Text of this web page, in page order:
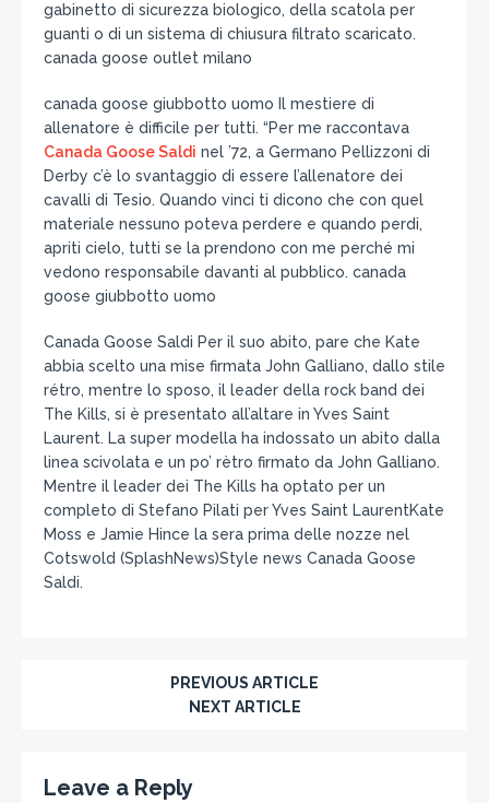
gabinetto di sicurezza biologico, della scatola per
guanti o di un sistema di chiusura filtrato scaricato.
canada goose outlet milano
canada goose giubbotto uomo Il mestiere di
allenatore è difficile per tutti. “Per me raccontava
Canada Goose Saldi nel ’72, a Germano Pellizzoni di
Derby c’è lo svantaggio di essere l’allenatore dei
cavalli di Tesio. Quando vinci ti dicono che con quel
materiale nessuno poteva perdere e quando perdi,
apriti cielo, tutti se la prendono con me perché mi
vedono responsabile davanti al pubblico. canada
goose giubbotto uomo
Canada Goose Saldi Per il suo abito, pare che Kate
abbia scelto una mise firmata John Galliano, dallo stile
rétro, mentre lo sposo, il leader della rock band dei
The Kills, si è presentato all’altare in Yves Saint
Laurent. La super modella ha indossato un abito dalla
linea scivolata e un po’ rètro firmato da John Galliano.
Mentre il leader dei The Kills ha optato per un
completo di Stefano Pilati per Yves Saint LaurentKate
Moss e Jamie Hince la sera prima delle nozze nel
Cotswold (SplashNews)Style news Canada Goose
Saldi.
PREVIOUS ARTICLE
NEXT ARTICLE
Leave a Reply